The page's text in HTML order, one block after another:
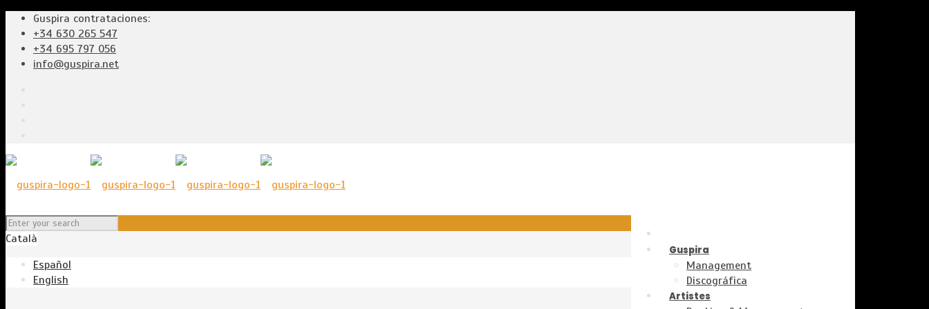
Guspira contrataciones:
+34 630 265 547
+34 695 797 056
info@guspira.net
Guspira
Management
Discográfica
Artistes
Català
Español
English